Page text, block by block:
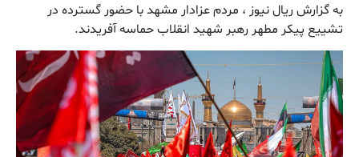
به گزارش ریال نیوز ، مردم عزادار مشهد با حضور گسترده در
تشییع پیکر مطهر رهبر شهید انقلاب حماسه آفریدند.